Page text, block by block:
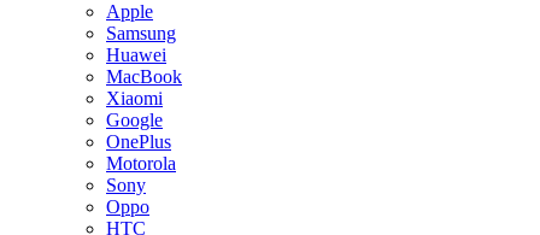
Apple
Samsung
Huawei
MacBook
Xiaomi
Google
OnePlus
Motorola
Sony
Oppo
HTC